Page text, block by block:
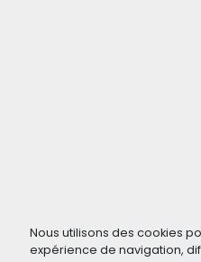
Nous utilisons des cookies
expérience de navigation,